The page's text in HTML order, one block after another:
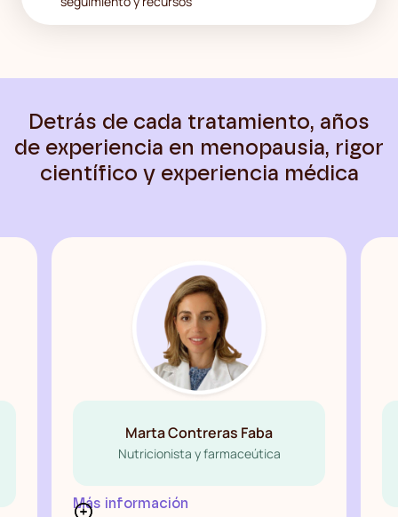
Detrás de cada tratamiento, años
de experiencia en menopausia, rigor
científico y experiencia médica
Marta Contreras Faba
Nutricionista y farmaceútica
Más información